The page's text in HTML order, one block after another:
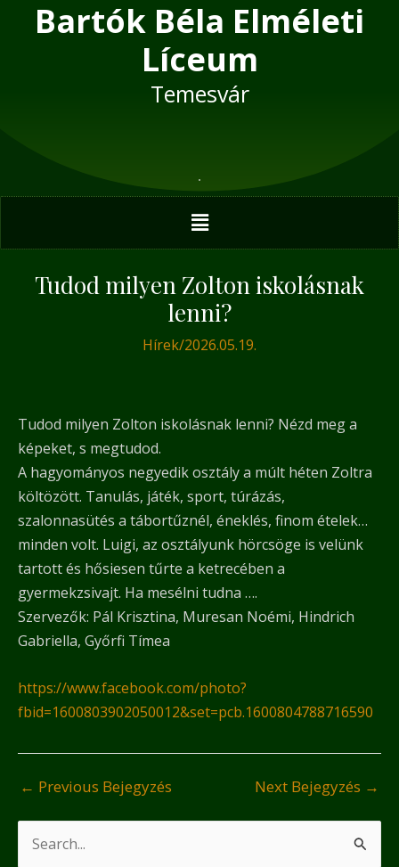
Bartók Béla Elméleti
Líceum
Temesvár
Menu
Tudod milyen Zolton iskolásnak
lenni?
Hírek/2026.05.19.
Tudod milyen Zolton iskolásnak lenni? Nézd meg a
képeket, s megtudod.
A hagyományos negyedik osztály a múlt héten Zoltra
költözött. Tanulás, játék, sport, túrázás,
szalonnasütés a tábortűznél, éneklés, finom ételek…
minden volt. Luigi, az osztályunk hörcsöge is velünk
tartott és hősiesen tűrte a ketrecében a
gyermekzsivajt. Ha mesélni tudna ….
Szervezők: Pál Krisztina, Muresan Noémi, Hindrich
Gabriella, Győrfi Tímea
https://www.facebook.com/photo?
fbid=1600803902050012&set=pcb.1600804788716590
Post
navigation
← Previous Bejegyzés Next Bejegyzés →